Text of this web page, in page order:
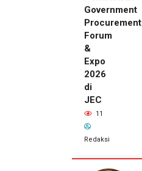
Government
Procurement
Forum
&
Expo
2026
di
JEC
11
Redaksi